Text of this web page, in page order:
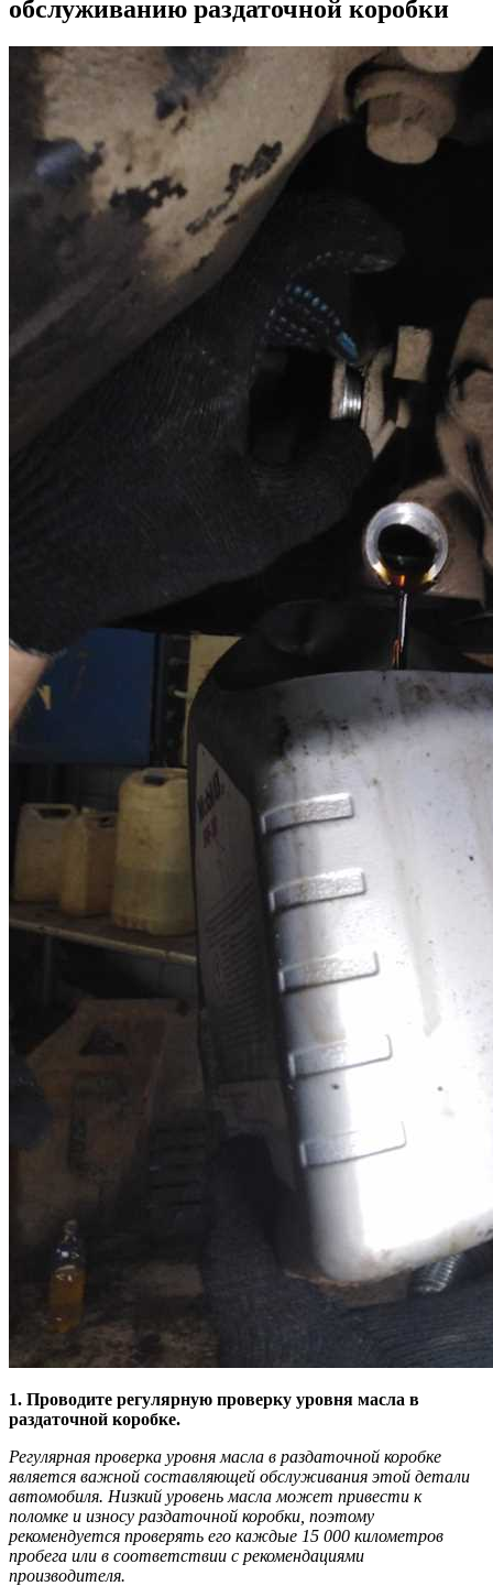
обслуживанию раздаточной коробки
1. Проводите регулярную проверку уровня масла в
раздаточной коробке.
Регулярная проверка уровня масла в раздаточной коробке
является важной составляющей обслуживания этой детали
автомобиля. Низкий уровень масла может привести к
поломке и износу раздаточной коробки, поэтому
рекомендуется проверять его каждые 15 000 километров
пробега или в соответствии с рекомендациями
производителя.